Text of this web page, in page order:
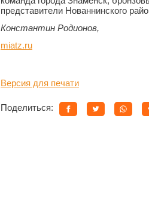
представители Нованнинского
Константин Родионов,
miatz.ru
Версия для печати
Поделиться: